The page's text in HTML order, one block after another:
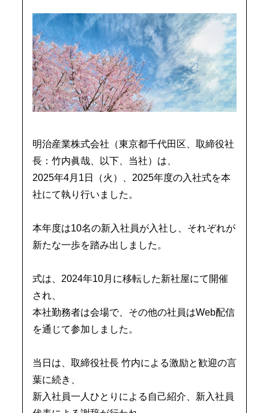
明治産業株式会社（東京都千代田区、取締役社
長：竹内眞哉、
以下、当社）は、
2025年4月1日（火）、 2025年度の入社式を本
社にて執り行いました。
本年度は10名の新入社員が入社し、 それぞれが
新たな一歩を踏み出しました。
式は、2024年10月に移転した新社屋にて開催
され、
本社勤務者は会場で、 その他の社員はWeb配信
を通じて参加しました。
当日は、取締役社長 竹内による激励と歓迎の言
葉に続き、
新入社員一人ひとりによる自己紹介、 新入社員